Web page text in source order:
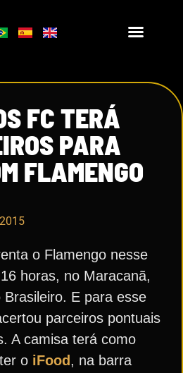
FC TERÁ
PARA
FLAMENGO
o Flamengo nesse
horas, no Maracanã,
Brasileiro. E para esse
parceiros pontuais
A camisa terá como
o iFood , na barra